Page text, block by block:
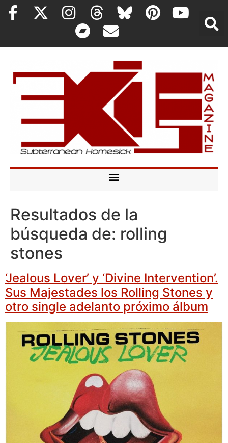
Resultados de la
búsqueda de: rolling
stones
‘Jealous Lover’ y ‘Divine Intervention’.
Sus Majestades los Rolling Stones y
otro single adelanto próximo álbum